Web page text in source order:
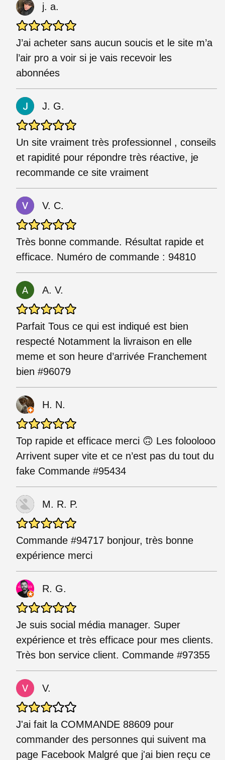
j. a.
J’ai acheter sans aucun soucis et le site m’a
l’air pro a voir si je vais recevoir les
abonnées
J. G.
Un site vraiment très professionnel , conseils
et rapidité pour répondre très réactive, je
recommande ce site vraiment
V. C.
Très bonne commande. Résultat rapide et
efficace. Numéro de commande : 94810
A. V.
Parfait Tous ce qui est indiqué est bien
respecté Notamment la livraison en elle
meme et son heure d’arrivée Franchement
bien #96079
H. N.
Top rapide et efficace merci 🙃 Les foloolooo
Arrivent super vite et ce n’est pas du tout du
fake Commande #95434
M. R. P.
Commande #94717 bonjour, très bonne
expérience merci
R. G.
Je suis social média manager. Super
expérience et très efficace pour mes clients.
Très bon service client. Commande #97355
V.
J'ai fait la COMMANDE 88609 pour
commander des personnes qui suivent ma
page Facebook Malgré que j'ai bien reçu ce